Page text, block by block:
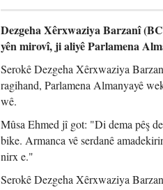
Dezgeha Xêrxwaziya Barzanî
yên mirovî, ji aliyê Parlamena
Serokê Dezgeha Xêrxwaziya
ragihand, Parlamena Almanyayê
wê.
Mûsa Ehmed jî got: "Di dema pêş
bike. Armanca vê serdanê
nirx e."
Serokê Dezgeha Xêrxwaziya